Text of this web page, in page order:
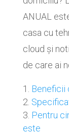
ANUAL
casa cu
cloud și
de care ai
Beneficii
Pentru
este